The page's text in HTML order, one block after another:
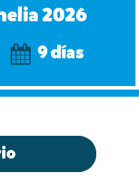
2026
9 días